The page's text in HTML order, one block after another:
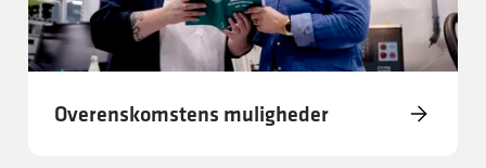
Overenskomstens muligheder